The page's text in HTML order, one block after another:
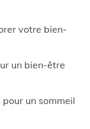
votre bien-
un bien-être
un sommeil